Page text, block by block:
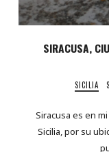
SIRACUSA,
SICILIA
Siracusa es en
Sicilia, por su